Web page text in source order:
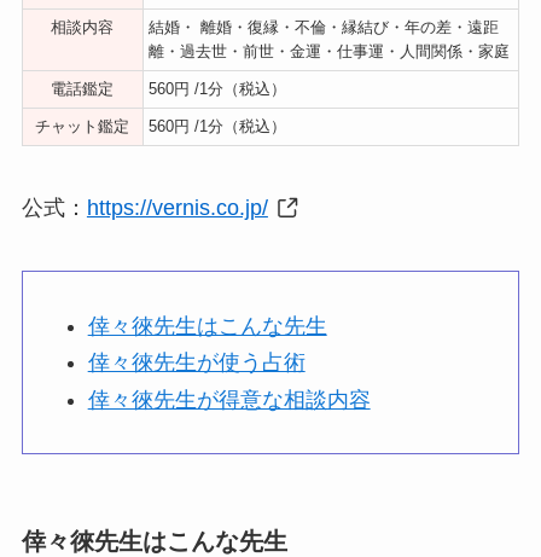
相談内容
結婚・ 離婚・復縁・不倫・縁結び・年の差・遠距
離・過去世・前世・金運・仕事運・人間関係・家庭
電話鑑定 560円 /1分（税込）
チャット鑑定 560円 /1分（税込）
公式： https://vernis.co.jp/
倖々徠先生はこんな先生
倖々徠先生が使う占術
倖々徠先生が得意な相談内容
倖々徠先生はこんな先生